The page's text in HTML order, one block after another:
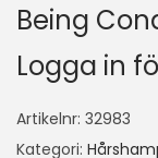
Being
Logga in
Artikelnr: 32983
Kategori: